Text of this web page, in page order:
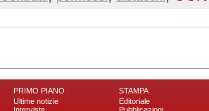
PRIMO PIANO
Ultime notizie
STAMPA
Editoriale